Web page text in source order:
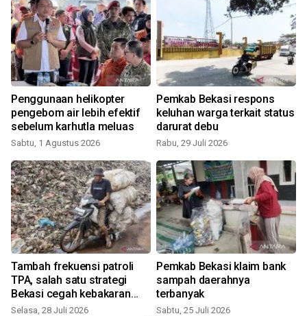
Penggunaan helikopter
pengebom air lebih efektif
sebelum karhutla meluas
Sabtu, 1 Agustus 2026
Pemkab Bekasi respons
keluhan warga terkait status
darurat debu
Rabu, 29 Juli 2026
Tambah frekuensi patroli
TPA, salah satu strategi
Bekasi cegah kebakaran
TPA Burangkeng
Selasa, 28 Juli 2026
Pemkab Bekasi klaim bank
sampah daerahnya
terbanyak
Sabtu, 25 Juli 2026